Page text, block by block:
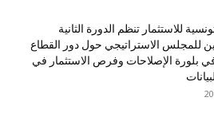
للاستثمار تنظم الدورة الثانية
للمجلس الاستراتيجي حول دور القطاع
بلورة الإصلاحات وفرص الاستثمار في